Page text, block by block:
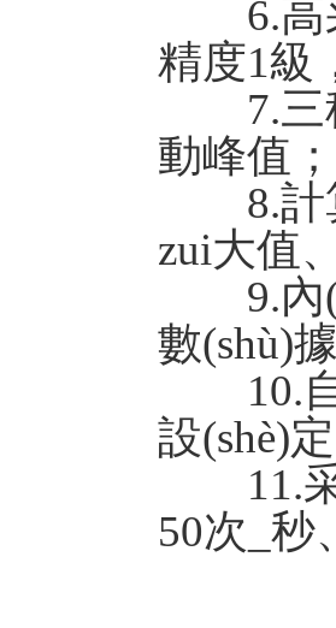
6.高采
精度1級
7.三種
動峰值；
8.計算
zui大值
9.內
數(shù)據
10.自
設(shè)定
11.采
50次_秒